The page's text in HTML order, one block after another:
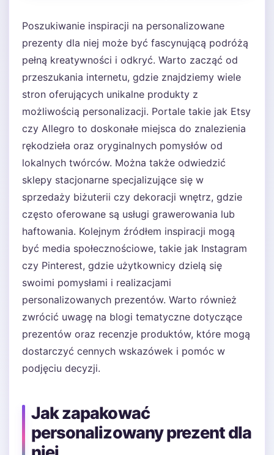
Poszukiwanie inspiracji na personalizowane
prezenty dla niej może być fascynującą podróżą
pełną kreatywności i odkryć. Warto zacząć od
przeszukania internetu, gdzie znajdziemy wiele
stron oferujących unikalne produkty z
możliwością personalizacji. Portale takie jak Etsy
czy Allegro to doskonałe miejsca do znalezienia
rękodzieła oraz oryginalnych pomysłów od
lokalnych twórców. Można także odwiedzić
sklepy stacjonarne specjalizujące się w
sprzedaży biżuterii czy dekoracji wnętrz, gdzie
często oferowane są usługi grawerowania lub
haftowania. Kolejnym źródłem inspiracji mogą
być media społecznościowe, takie jak Instagram
czy Pinterest, gdzie użytkownicy dzielą się
swoimi pomysłami i realizacjami
personalizowanych prezentów. Warto również
zwrócić uwagę na blogi tematyczne dotyczące
prezentów oraz recenzje produktów, które mogą
dostarczyć cennych wskazówek i pomóc w
podjęciu decyzji.
Jak zapakować
personalizowany prezent dla